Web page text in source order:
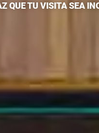
QUE TU VISITA SEA